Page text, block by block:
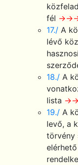
fél
17./ A
lévő
18./ A
lista
19./ A
levő, a
törvény